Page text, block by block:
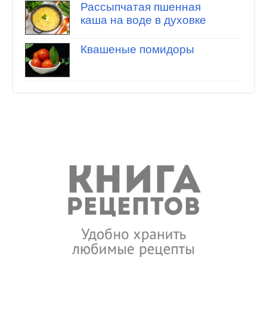
Рассыпчатая пшенная
каша на воде в духовке
Квашеные помидоры